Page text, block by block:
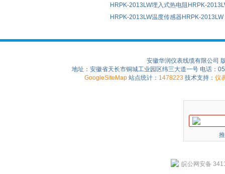
HRPK-2013LW埋入式热电阻HRPK-
HRPK-2013LW温度传感器HRPK-2013LW
安徽华润仪表线缆有限公司
地址：安徽省天长市铜城工业园区纬三大道一号 电话：
GoogleSiteMap 站点统计： 1478223 技术支持： 仪
皖公网安备